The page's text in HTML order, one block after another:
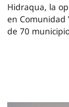
Hidraqua, la
en Comunidad
de 70